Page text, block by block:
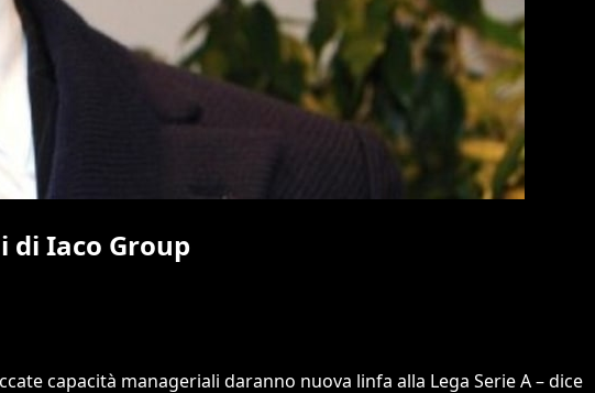
di Iaco Group
capacità manageriali daranno nuova linfa alla Lega Serie A – dice